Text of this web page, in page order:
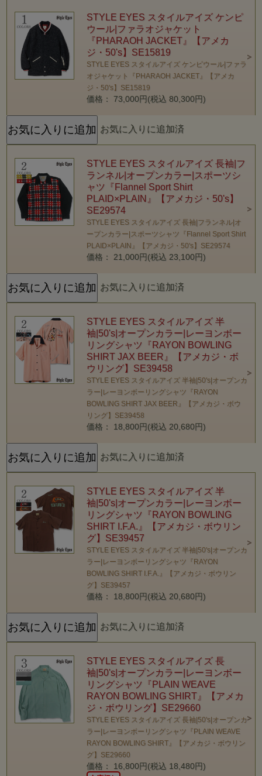
STYLE EYES スタイルアイズ ケンピ
ウール|ファラオジャケット
『PHARAOH JACKET』【アメカ
ジ・50's】SE15819
STYLE EYES スタイルアイズ ケンピウール|ファラ
オジャケット『PHARAOH JACKET』【アメカ
ジ・50's】SE15819
価格： 73,000円(税込 80,300円)
お気に入りに追加済
STYLE EYES スタイルアイズ 長袖|フ
ランネル|オープンカラー|スポーツシ
ャツ『Flannel Sport Shirt
PLAID×PLAIN』【アメカジ・50's】
SE29574
STYLE EYES スタイルアイズ 長袖|フランネル|オ
ープンカラー|スポーツシャツ『Flannel Sport Shirt
PLAID×PLAIN』【アメカジ・50's】SE29574
価格： 21,000円(税込 23,100円)
お気に入りに追加済
STYLE EYES スタイルアイズ 半
袖|50's|オープンカラー|レーヨンボー
リングシャツ『RAYON BOWLING
SHIRT JAX BEER』【アメカジ・ボ
ウリング】SE39458
STYLE EYES スタイルアイズ 半袖|50's|オープンカ
ラー|レーヨンボーリングシャツ『RAYON
BOWLING SHIRT JAX BEER』【アメカジ・ボウ
リング】SE39458
価格： 18,800円(税込 20,680円)
お気に入りに追加済
STYLE EYES スタイルアイズ 半
袖|50's|オープンカラー|レーヨンボー
リングシャツ『RAYON BOWLING
SHIRT I.F.A.』【アメカジ・ボウリン
グ】SE39457
STYLE EYES スタイルアイズ 半袖|50's|オープンカ
ラー|レーヨンボーリングシャツ『RAYON
BOWLING SHIRT I.F.A.』【アメカジ・ボウリン
グ】SE39457
価格： 18,800円(税込 20,680円)
お気に入りに追加済
STYLE EYES スタイルアイズ 長
袖|50's|オープンカラー|レーヨンボー
リングシャツ『PLAIN WEAVE
RAYON BOWLING SHIRT』【アメカ
ジ・ボウリング】SE29660
STYLE EYES スタイルアイズ 長袖|50's|オープンカ
ラー|レーヨンボーリングシャツ『PLAIN WEAVE
RAYON BOWLING SHIRT』【アメカジ・ボウリン
グ】SE29660
価格： 16,800円(税込 18,480円)